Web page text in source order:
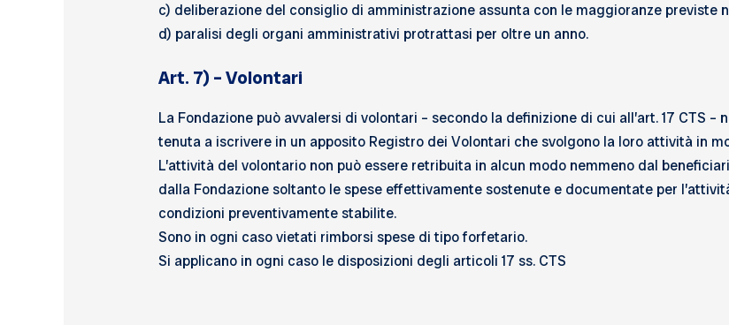
c) deliberazione del consiglio di amministrazione assunta con le maggioranze previste
d) paralisi degli organi amministrativi protrattasi per oltre un anno.
Art. 7) – Volontari
La Fondazione può avvalersi di volontari – secondo la definizione di cui all’art. 17 CTS
tenuta a iscrivere in un apposito Registro dei Volontari che svolgono la loro attività in
L’attività del volontario non può essere retribuita in alcun modo nemmeno dal
dalla Fondazione soltanto le spese effettivamente sostenute e documentate per
condizioni preventivamente stabilite.
Sono in ogni caso vietati rimborsi spese di tipo forfetario.
Si applicano in ogni caso le disposizioni degli articoli 17 ss. CTS